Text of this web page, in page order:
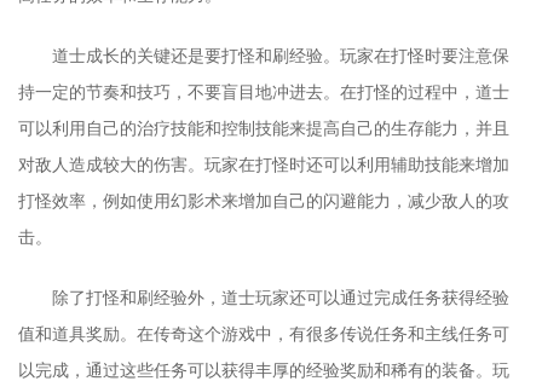
道士成长的关键还是要打怪和刷经验。玩家在打怪时要注意保
持一定的节奏和技巧，不要盲目地冲进去。在打怪的过程中，道士
可以利用自己的治疗技能和控制技能来提高自己的生存能力，并且
对敌人造成较大的伤害。玩家在打怪时还可以利用辅助技能来增加
打怪效率，例如使用幻影术来增加自己的闪避能力，减少敌人的攻
击。
除了打怪和刷经验外，道士玩家还可以通过完成任务获得经验
值和道具奖励。在传奇这个游戏中，有很多传说任务和主线任务可
以完成，通过这些任务可以获得丰厚的经验奖励和稀有的装备。玩